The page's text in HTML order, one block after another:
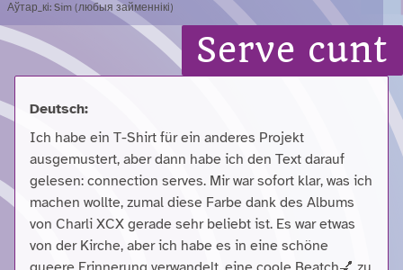
Аўтар_кі: Sim (любыя займеннікі)
Serve cunt
Deutsch:
Ich habe ein T-Shirt für ein anderes Projekt
ausgemustert, aber dann habe ich den Text darauf
gelesen: connection serves. Mir war sofort klar, was ich
machen wollte, zumal diese Farbe dank des Albums
von Charli XCX gerade sehr beliebt ist. Es war etwas
von der Kirche, aber ich habe es in eine schöne